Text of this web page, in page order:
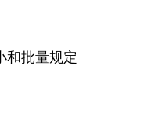
和批量规定